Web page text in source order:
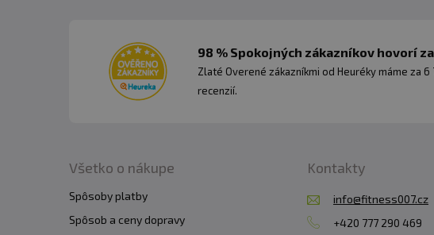
98 % Spokojných zákazníkov hovorí
Zlaté Overené zákazníkmi od Heuréky máme za
recenzií.
Všetko o nákupe
Spôsoby platby
Spôsob a ceny dopravy
Kontakty
info@fitness007.cz
+420 777 290 469